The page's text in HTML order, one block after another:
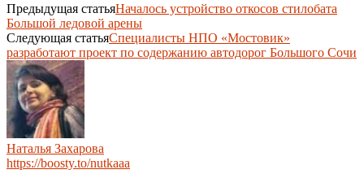
Предыдущая статьяНачалось устройство откосов стилобата
Большой ледовой арены
Следующая статьяСпециалисты НПО «Мостовик»
разработают проект по содержанию автодорог Большого Сочи
Наталья Захарова
https://boosty.to/nutkaaa